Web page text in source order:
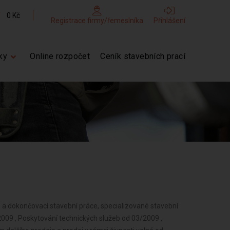
0 Kč
Registrace firmy/řemeslníka Přihlášení
Online rozpočet Ceník stavebních prací
dokončovací stavební práce, specializované stavební
, Poskytování technických služeb od 03/2009 ,